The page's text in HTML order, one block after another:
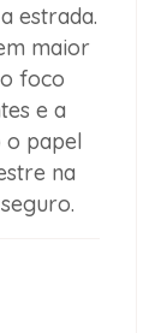
estrada.
maior
foco
e a
o papel
na